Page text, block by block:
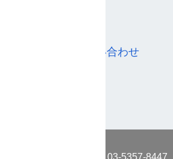
お問い合わせ
03-5357-8447